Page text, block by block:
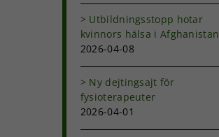
Utbildningsstopp hotar
kvinnors hälsa i Afghanistan
2026-04-08
Ny dejtingsajt för
fysioterapeuter
2026-04-01